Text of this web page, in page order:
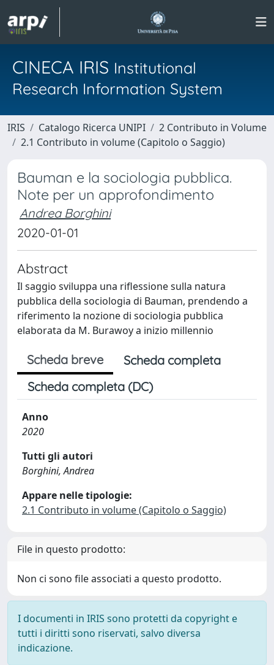
CINECA IRIS Institutional
Research Information System
IRIS Catalogo Ricerca UNIPI
2 Contributo in Volume
2.1 Contributo in volume (Capitolo o Saggio)
Bauman e la sociologia pubblica.
Note per un approfondimento
Andrea Borghini
2020-01-01
Abstract
Il saggio sviluppa una riflessione sulla natura
pubblica della sociologia di Bauman, prendendo a
riferimento la nozione di sociologia pubblica
elaborata da M. Burawoy a inizio millennio
Scheda breve
Scheda completa
Scheda completa (DC)
Anno
2020
Tutti gli autori
Borghini, Andrea
Appare nelle tipologie:
2.1 Contributo in volume (Capitolo o Saggio)
File in questo prodotto:
Non ci sono file associati a questo prodotto.
I documenti in IRIS sono protetti da copyright e
tutti i diritti sono riservati, salvo diversa
indicazione.